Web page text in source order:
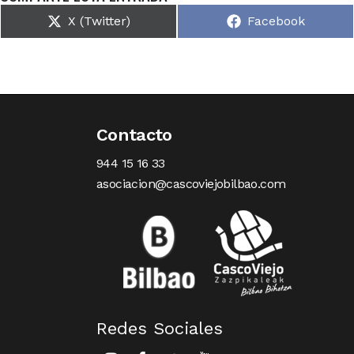
X (Twitter) Facebook
Contacto
944 15 16 33
asociacion@cascoviejobilbao.com
Redes Sociales